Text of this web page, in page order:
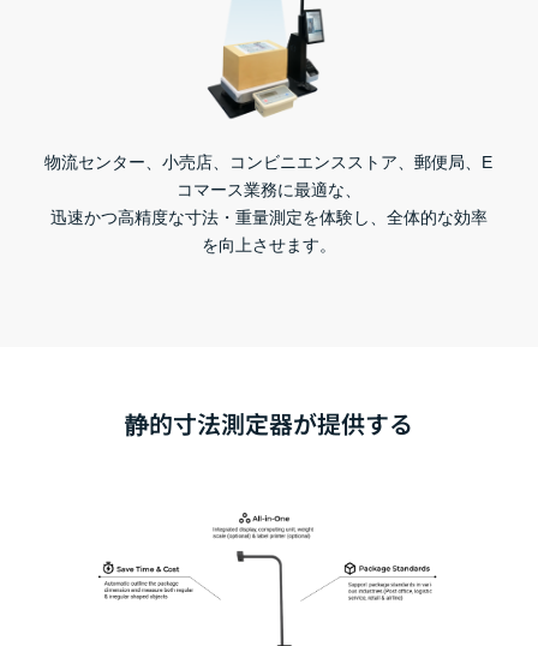
物流センター、小売店、コンビニエンスストア、郵便局、E
コマース業務に最適な、
迅速かつ高精度な寸法・ 重量測定を体験し、全体的な効率
を向上させます。
静的寸法測定器が提供する